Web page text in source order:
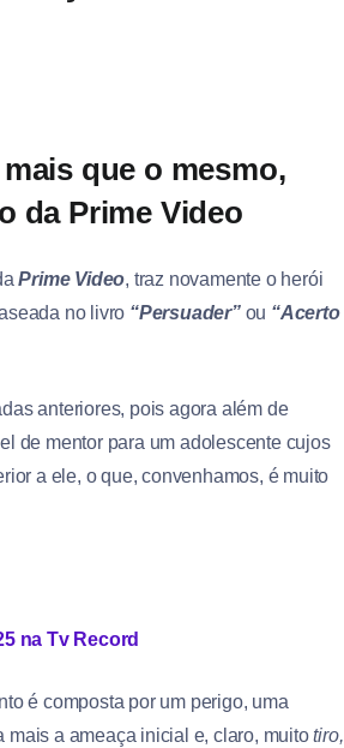
que o mesmo,
da Prime Video
Prime Video, traz novamente o herói
no livro “Persuader”ou “Acerto
anteriores, pois agora além de
de mentor para um adolescente cujos
a ele, o que, convenhamos, é muito
na Tv Record
é composta por um perigo, uma
mais a ameaça inicial e, claro, muitotiro,